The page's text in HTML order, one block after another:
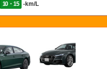
10・15 -km/L